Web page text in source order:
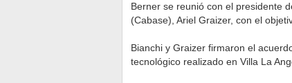
Berner se reunió con el presidente
(Cabase), Ariel Graizer, con el
Bianchi y Graizer firmaron el
tecnológico realizado en Villa La